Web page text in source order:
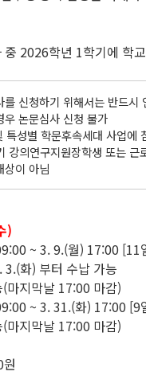
2026학년 1학기에 학
신청하기 위해서는 반드시
논문심사 신청 불가
성별 학문후속세대 사업
강의연구지원장학생 또는
상이 아님
)
~ 3. 9.(월) 17:00 [11
화) 부터 수납 가능
지막날 17:00 마감)
~ 3. 31.(화) 17:00 [9
지막날 17:00 마감)